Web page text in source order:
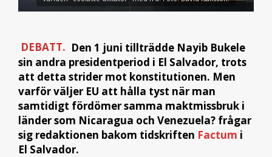
DEBATT. Den 1 juni tillträdde Nayib Bukele
sin andra presidentperiod i El Salvador, trots
att detta strider mot konstitutionen. Men
varför väljer EU att hålla tyst när man
samtidigt fördömer samma maktmissbruk i
länder som Nicaragua och Venezuela? frågar
sig redaktionen bakom tidskriften Factum i
El Salvador.